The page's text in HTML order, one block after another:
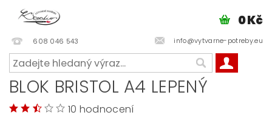
608 046 543 info@vytvarne-potreby.eu
0 Kč
BLOK BRISTOL A4 LEPENÝ
10 hodnocení